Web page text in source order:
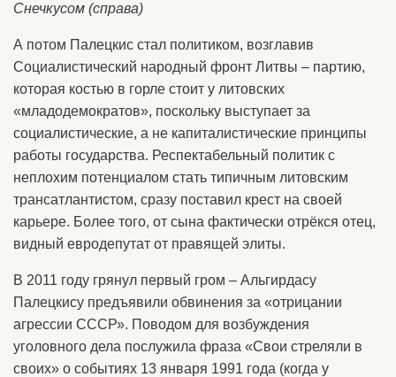
Снечкусом (справа)
А потом Палецкис стал политиком, возглавив
Социалистический народный фронт Литвы – партию,
которая костью в горле стоит у литовских
«младодемократов», поскольку выступает за
социалистические, а не капиталистические принципы
работы государства. Респектабельный политик с
неплохим потенциалом стать типичным литовским
трансатлантистом, сразу поставил крест на своей
карьере. Более того, от сына фактически отрёкся отец,
видный евродепутат от правящей элиты.
В 2011 году грянул первый гром – Альгирдасу
Палецкису предъявили обвинения за «отрицании
агрессии СССР». Поводом для возбуждения
уголовного дела послужила фраза «Свои стреляли в
своих» о событиях 13 января 1991 года (когда у